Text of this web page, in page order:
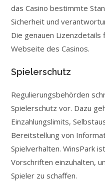
das Casino bestimmte
Sicherheit und
Die genauen Lizenzdetails
Webseite des Casinos.
Spielerschutz
Regulierungsbehörden
Spielerschutz vor. Dazu
Einzahlungslimits,
Bereitstellung von
Spielverhalten. WinsPark
Vorschriften einzuhalten,
Spieler zu schaffen.